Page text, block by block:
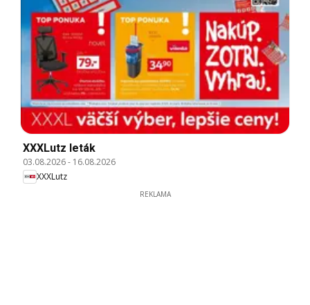
XXXLutz leták
03.08.2026- 16.08.2026
XXXLutz
REKLAMA